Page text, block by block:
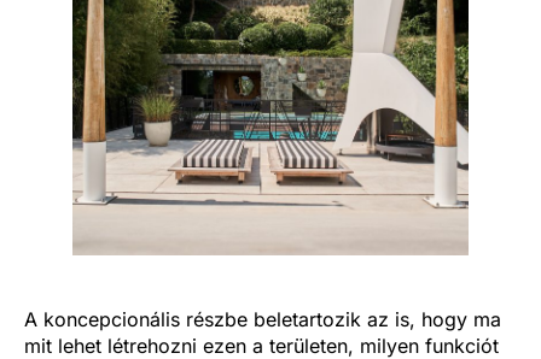
A koncepcionális részbe beletartozik az is, hogy ma
mit lehet létrehozni ezen a területen, milyen funkciót